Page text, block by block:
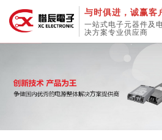
与时俱进，诚赢客
一站式电子元器件及
决方案专业供应商